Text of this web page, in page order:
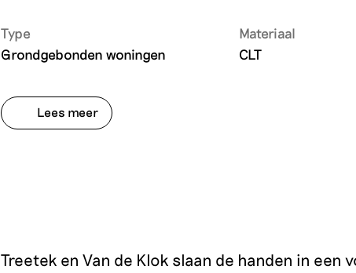
Type
Grondgebonden woningen
Materiaal
CLT
Aannemer
KlokGroepLees meer
Treetek en Van de Klok slaan de handen in